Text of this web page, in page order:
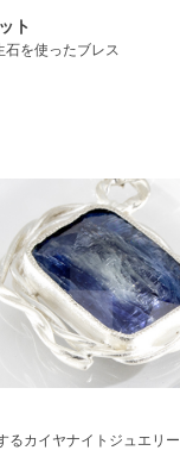
ト
石を使ったブレス
るカイヤナイトジュエリー